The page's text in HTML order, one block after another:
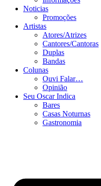
Noticias
Promoções
Artistas
Atores/Atrizes
Cantores/Cantoras
Duplas
Bandas
Colunas
Ouvi Falar…
Opinião
Seu Oscar Indica
Bares
Casas Noturnas
Gastronomia